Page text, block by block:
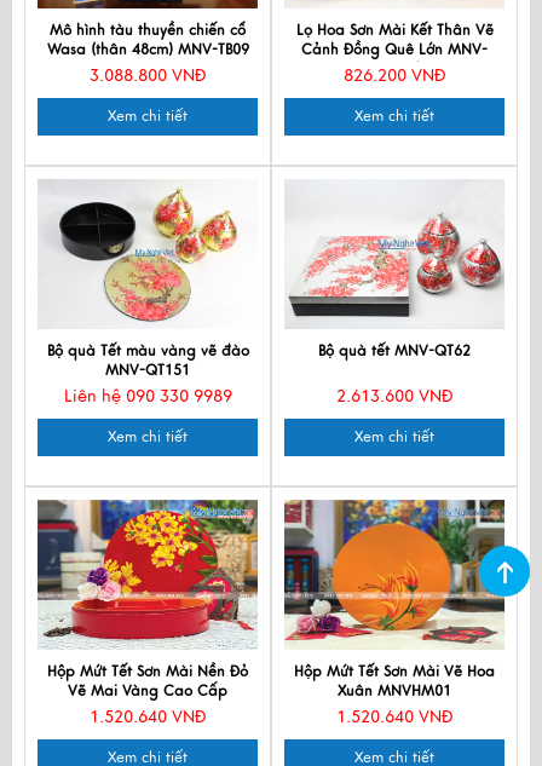
Lọ Hoa Sơn Mài Kết Thân Vẽ
Cảnh Đồng Quê Lớn MNV-
LHSM118/3-2
826.200 VNĐ
Xem chi tiết
Mô hình tàu thuyền chiến cổ
Wasa (thân 48cm) MNV-TB09
3.088.800 VNĐ
Xem chi tiết
Bộ quà tết MNV-QT62
2.613.600 VNĐ
Xem chi tiết
Bộ quà Tết màu vàng vẽ đào
MNV-QT151
Liên hệ 090 330 9989
Xem chi tiết
Hộp Mứt Tết Sơn Mài Vẽ Hoa
Xuân MNVHM01
1.520.640 VNĐ
Xem chi tiết
Hộp Mứt Tết Sơn Mài Nền Đỏ
Vẽ Mai Vàng Cao Cấp
MNVHM01
1.520.640 VNĐ
Xem chi tiết